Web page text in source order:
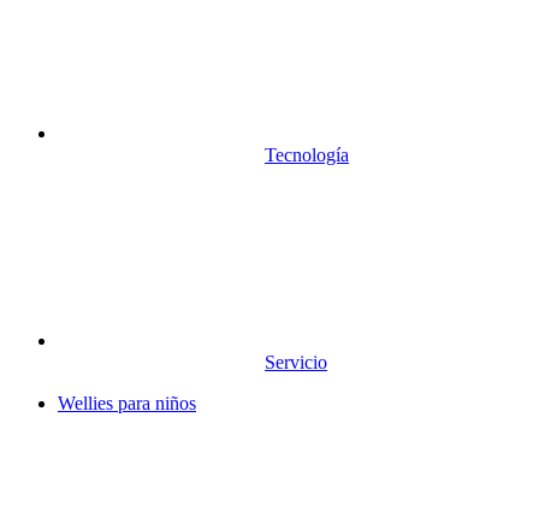
Tecnología
Servicio
Wellies para niños